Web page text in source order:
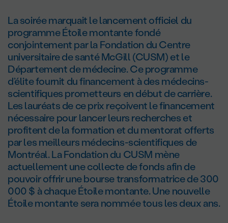
La soirée marquait le lancement officiel du
programme Étoile montante fondé
conjointement par la Fondation du Centre
universitaire de santé McGill (CUSM) et le
Département de médecine. Ce programme
d’élite fournit du financement à des médecins-
scientifiques prometteurs en début de carrière.
Les lauréats de ce prix reçoivent le financement
nécessaire pour lancer leurs recherches et
profitent de la formation et du mentorat offerts
par les meilleurs médecins-scientifiques de
Montréal. La Fondation du CUSM mène
actuellement une collecte de fonds afin de
pouvoir offrir une bourse transformatrice de 300
000 $ à chaque Étoile montante. Une nouvelle
Étoile montante sera nommée tous les deux ans.